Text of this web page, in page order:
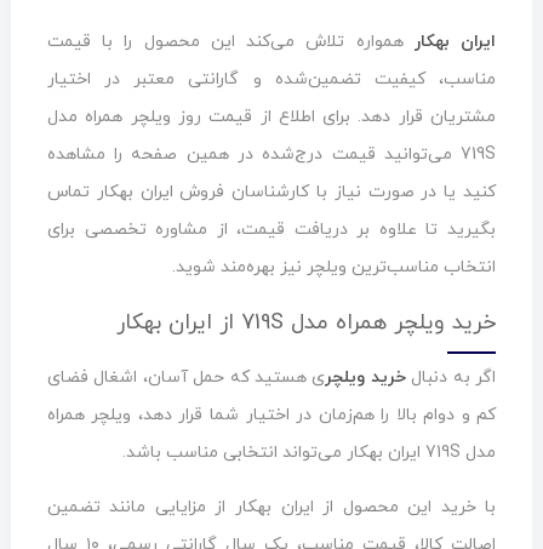
ایران بهکار
همواره تلاش می‌کند این محصول را با قیمت
مناسب، کیفیت تضمین‌شده و گارانتی معتبر در اختیار
مشتریان قرار دهد. برای اطلاع از قیمت روز ویلچر همراه مدل
719S می‌توانید قیمت درج‌شده در همین صفحه را مشاهده
کنید یا در صورت نیاز با کارشناسان فروش ایران بهکار تماس
بگیرید تا علاوه بر دریافت قیمت، از مشاوره تخصصی برای
انتخاب مناسب‌ترین ویلچر نیز بهره‌مند شوید.
خرید ویلچر همراه مدل 719S از ایران بهکار
اگر به دنبالخرید ویلچری هستید که حمل آسان، اشغال فضای
کم و دوام بالا را هم‌زمان در اختیار شما قرار دهد، ویلچر همراه
مدل 719S ایران بهکار می‌تواند انتخابی مناسب باشد.
با خرید این محصول از ایران بهکار از مزایایی مانند تضمین